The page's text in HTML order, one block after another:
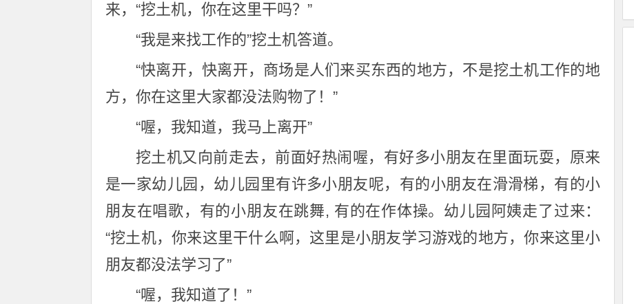
来，“挖土机，你在这里干吗？”
“我是来找工作的”挖土机答道。
“快离开，快离开，商场是人们来买东西的地方，不是挖土机工作的地
方，你在这里大家都没法购物了！”
“喔，我知道，我马上离开”
挖土机又向前走去，前面好热闹喔，有好多小朋友在里面玩耍，原来
是一家幼儿园，幼儿园里有许多小朋友呢，有的小朋友在滑滑梯，有的小
朋友在唱歌，有的小朋友在跳舞, 有的在作体操。幼儿园阿姨走了过来：
“挖土机，你来这里干什么啊，这里是小朋友学习游戏的地方，你来这里小
朋友都没法学习了”
“喔，我知道了！”